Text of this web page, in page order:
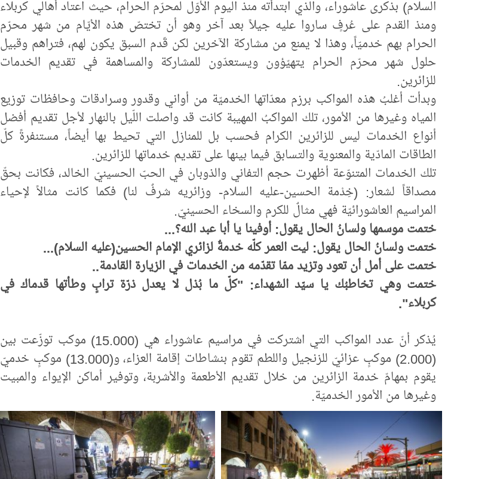
السلام) بذكرى عاشوراء، والذي ابتدأته منذ اليوم الأوّل لمحرّم الحرام، حيث اعتاد أهالي كربلاء
ومنذ القدم على عُرفٍ ساروا عليه جيلاً بعد آخر وهو أن تختصّ هذه الأيّام من شهر محرّم
الحرام بهم خدميّاً، وهذا لا يمنع من مشاركة الآخرين لكن قَدم السبق يكون لهم، فتراهم وقبيل
حلول شهر محرّم الحرام يتهيّؤون ويستعدّون للمشاركة والمساهمة في تقديم الخدمات
للزائرين.
وبدأت أغلبُ هذه المواكب برزم معدّاتها الخدميّة من أواني وقدور وسرادقات وحافظات توزيع
المياه وغيرها من الأمور، تلك المواكبُ المهيبة كانت قد واصلت اللّيل بالنهار لأجل تقديم أفضل
أنواع الخدمات ليس للزائرين الكرام فحسب بل للمنازل التي تحيط بها أيضاً، مستنفرةً كلّ
الطاقات المادّية والمعنوية والتسابق فيما بينها على تقديم خدماتها للزائرين.
تلك الخدمات المتنوّعة أظهرت حجم التفاني والذوبان في الحبّ الحسينيّ الخالد، فكانت بحقّ
مصداقاً لشعار: (خِدْمة الحسين-عليه السلام- وزائريه شرفٌ لنا) فكما كانت مثالاً لإحياء
المراسيم العاشورائيّة فهي مثالٌ للكرم والسخاء الحسينيّ.
ختمت موسمها ولسانُ الحال يقول: أوفينا يا أبا عبد الله؟...
ختمت ولسانُ الحال يقول: ليت العمر كلّه خدمةٌ لزائري الإمام الحسين(عليه السلام)...
ختمت على أمل أن تعود وتزيد ممّا تقدّمه من الخدمات في الزيارة القادمة..
ختمت وهي تخاطبُك يا سيّد الشهداء: "كلّ ما بُذل لا يعدل ذرّة ترابٍ وطأتها قدماك في
كربلاء".
يُذكر أنّ عدد المواكب التي اشتركت في مراسيم عاشوراء هي (15.000) موكب توزّعت بين
(2.000) موكبٍ عزائيّ للزنجيل واللطم تقوم بنشاطات إقامة العزاء، و(13.000) موكبٍ خدميّ
يقوم بمهامّ خدمة الزائرين من خلال تقديم الأطعمة والأشربة، وتوفير أماكن الإيواء والمبيت
وغيرها من الأمور الخدميّة.